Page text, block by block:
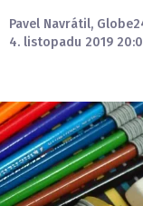
Pavel Navrátil,
4. listopadu 2019